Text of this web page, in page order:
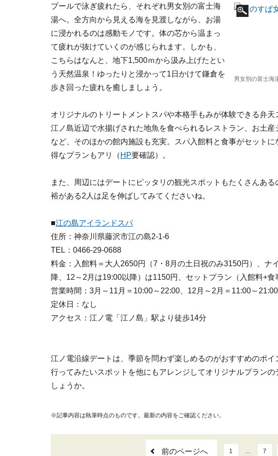
男女別の富士海
プールで泳ぎ疲れたら、それぞれ男女別の富士海
湯へ。全方向から見える海を見渡しながら、お湯
に浸かれるのは感動モノです。体の芯から温まっ
て疲れが抜けていくのが感じられます。しかも、
こちらはなんと、地下1,500ｍから汲み上げたとい
う天然温泉！ゆったりと浸かって1日かけて鎌倉を
歩き回った疲れを癒しましょう。
オリジナルのトリートメントスパや本格手もみが体験できる弁天
江ノ島近辺で水揚げされた地魚を食べられるレストラン、お土産
など、そのほかの館内施設も充実。スパ入館料と食事がセットに
得なプランもアリ（ HP要確認）。
また、周辺にはデートにピッタリの観光スポットもたくさんある
裕がある2人は足を伸ばしてみてくださいね。
■江の島アイランドスパ
住所：神奈川県藤沢市江の島2-1-6
TEL：0466-29-0688
料金：入館料＝大人2650円（7・8月の土日祝のみ3150円）、ナ
降、12～2月は19:00以降）は1150円、セットプラン（入館料+食
営業時間：3月～11月＝10:00～22:00、12月～2月＝11:00～
定休日：なし
アクセス：江ノ電「江ノ島」駅より徒歩14分
江ノ電沿線デートは、季節を問わず楽しめるのがおすすめのポイ
行ってみたいスポットを他にもアレンジしてオリジナルプラン
しょうか。
※記事内容は執筆時点のものです。最新の内容をご確認ください。
前のページへ 1 … 7